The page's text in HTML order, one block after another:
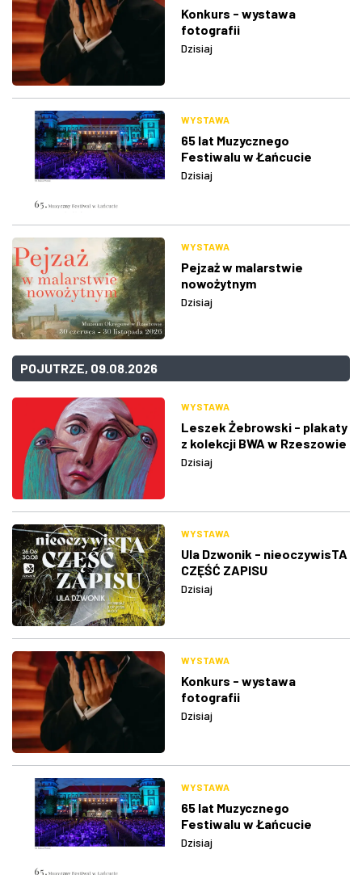
Konkurs - wystawa
fotografii
Dzisiaj
WYSTAWA
65 lat Muzycznego
Festiwalu w Łańcucie
Dzisiaj
WYSTAWA
Pejzaż w malarstwie
nowożytnym
Dzisiaj
POJUTRZE, 09.08.2026
WYSTAWA
Leszek Żebrowski - plakaty
z kolekcji BWA w Rzeszowie
Dzisiaj
WYSTAWA
Ula Dzwonik - nieoczywisTA
CZĘŚĆ ZAPISU
Dzisiaj
WYSTAWA
Konkurs - wystawa
fotografii
Dzisiaj
WYSTAWA
65 lat Muzycznego
Festiwalu w Łańcucie
Dzisiaj